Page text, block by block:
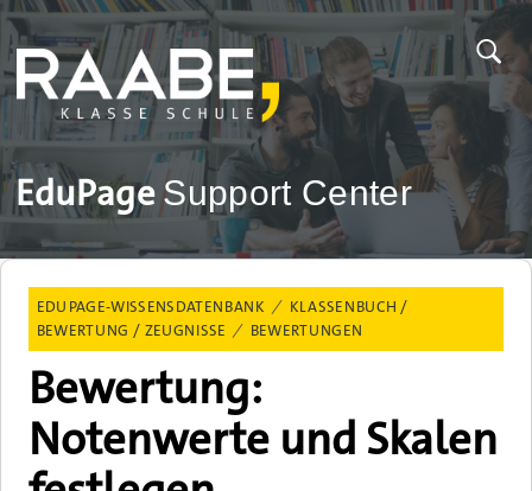
EduPageSupport Center
EDUPAGE-WISSENSDATENBANK
KLASSENBUCH /
BEWERTUNG / ZEUGNISSE
BEWERTUNGEN
Bewertung:
Notenwerte und Skalen